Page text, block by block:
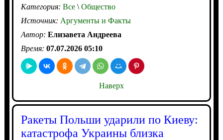
Категория: Все\Общество
Источник: Аргументы и Факты
Автор: Елизавета Андреева
Время: 07.07.2026 05:10
Наверх
Ракеты Польши ударили по Киеву:
катастрофа Украины близка